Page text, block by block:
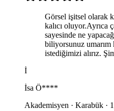
Görsel işitsel olarak
kalıcı oluyor.Ayrıca
sayesinde ne
biliyorsunuz umarım
istediğimizi alırız.
İ
İsa Ö****
Akademisyen · Karabük ·